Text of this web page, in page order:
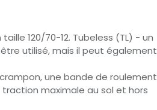
120/70-12. Tubeless (TL) - un
utilisé, mais il peut également
une bande de roulement
maximale au sol et hors